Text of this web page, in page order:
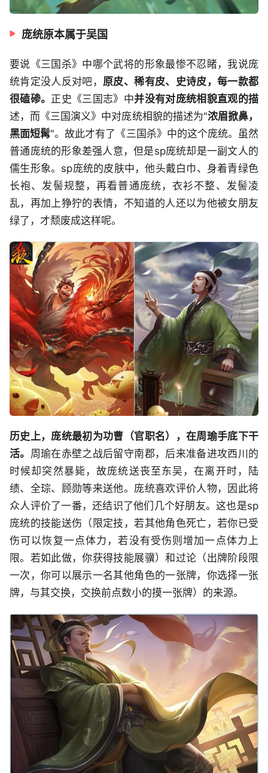
庞统原本属于吴国
要说《三国杀》中哪个武将的形象最惨不忍睹，我说庞
统肯定没人反对吧， 原皮、稀有皮、史诗皮，每一款都
很磕碜。 正史《三国志》中并没有对庞统相貌直观的描
述，而《三国演义》中对庞统相貌的描述为"浓眉掀鼻，
黑面短髯"。故此才有了《三国杀》中的这个庞统。虽然
普通庞统的形象差强人意，但是sp庞统却是一副文人的
儒生形象。sp庞统的皮肤中，他头戴白巾、身着青绿色
长袍、发髻规整，再看普通庞统，衣衫不整、发髻凌
乱，再加上狰狞的表情，不知道的人还以为他被女朋友
绿了，才颓废成这样呢。
历史上，庞统最初为功曹（官职名），在周瑜手底下干
活。 周瑜在赤壁之战后留守南郡，后来准备进攻西川的
时候却突然暴毙，故庞统送丧至东吴，在离开时，陆
绩、全琮、顾勋等来送他。庞统喜欢评价人物，因此将
众人评价了一番，还结识了他们几个好朋友。这也是sp
庞统的技能送伤（限定技，若其他角色死亡，若你已受
伤可以恢复一点体力，若没有受伤则增加一点体力上
限。若如此做，你获得技能展骥）和过论（出牌阶段限
一次，你可以展示一名其他角色的一张牌，你选择一张
牌，与其交换，交换前点数小的摸一张牌）的来源。